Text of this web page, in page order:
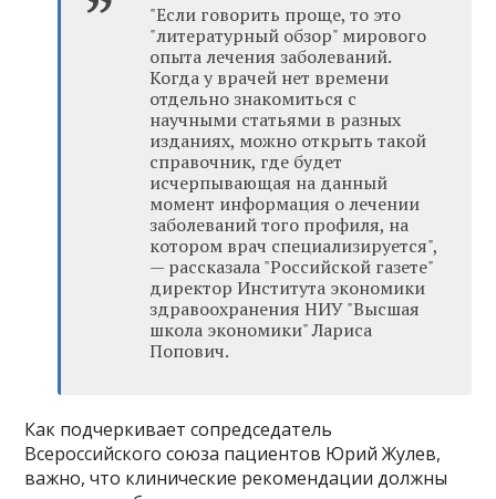
"Если говорить проще, то это
"литературный обзор" мирового
опыта лечения заболеваний.
Когда у врачей нет времени
отдельно знакомиться с
научными статьями в разных
изданиях, можно открыть такой
справочник, где будет
исчерпывающая на данный
момент информация о лечении
заболеваний того профиля, на
котором врач специализируется",
— рассказала "Российской газете"
директор Института экономики
здравоохранения НИУ "Высшая
школа экономики" Лариса
Попович.
Как подчеркивает сопредседатель
Всероссийского союза пациентов Юрий Жулев,
важно, что клинические рекомендации должны